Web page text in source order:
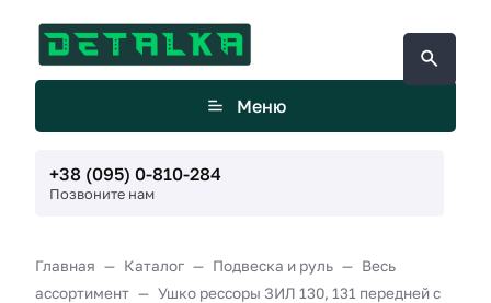
Меню
+38 (095) 0-810-284
Позвоните нам
Главная Каталог Подвеска и руль
Весь
ассортимент
Ушко рессоры ЗИЛ 130, 131 передней с